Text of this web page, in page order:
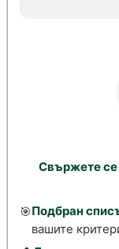
Свържете се
🎯Подбран
вашите